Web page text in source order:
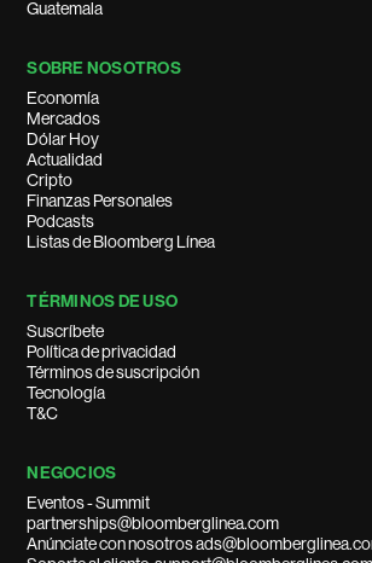
Guatemala
SOBRE NOSOTROS
Economía
Mercados
Dólar Hoy
Actualidad
Cripto
Finanzas Personales
Podcasts
Listas de Bloomberg Línea
TÉRMINOS DE USO
Suscríbete
Política de privacidad
Términos de suscripción
Tecnología
T&C
NEGOCIOS
Eventos - Summit
partnerships@bloomberglinea.com
Anúnciate con nosotros